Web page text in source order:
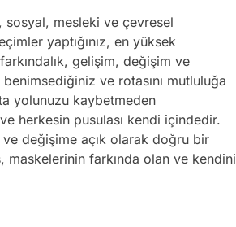
mesleki ve çevresel
yaptığınız, en yüksek
gelişim, değişim ve
ve rotasını mutluluğa
yolunuzu kaybetmeden
herkesin pusulası kendi içindedir.
ve değişime açık olarak doğru bir
farkında olan ve kendini